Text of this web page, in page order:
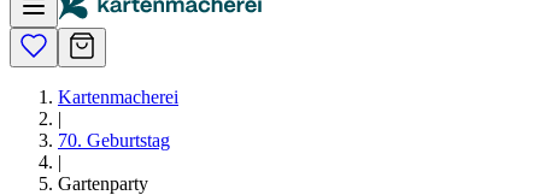
Kartenmacherei
|
70. Geburtstag
|
Gartenparty